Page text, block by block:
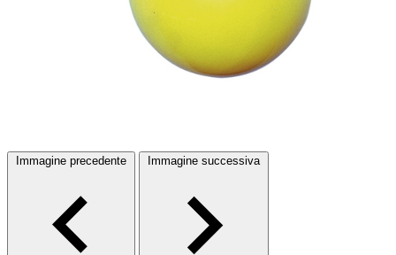
Immagine precedente Immagine successiva